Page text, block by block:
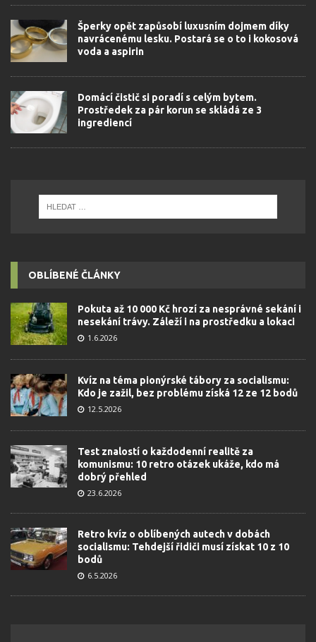
Šperky opět zapůsobí luxusním dojmem díky
navrácenému lesku. Postará se o to i kokosová
voda a aspirin
Domácí čistič si poradí s celým bytem.
Prostředek za pár korun se skládá ze 3
ingrediencí
OBLÍBENÉ ČLÁNKY
Pokuta až 10 000 Kč hrozí za nesprávné sekání i
nesekání trávy. Záleží i na prostředku a lokaci
1.6.2026
Kvíz na téma pionýrské tábory za socialismu:
Kdo je zažil, bez problému získá 12 ze 12 bodů
12.5.2026
Test znalostí o každodenní realitě za
komunismu: 10 retro otázek ukáže, kdo má
dobrý přehled
23.6.2026
Retro kvíz o oblíbených autech v dobách
socialismu: Tehdejší řidiči musí získat 10 z 10
bodů
6.5.2026